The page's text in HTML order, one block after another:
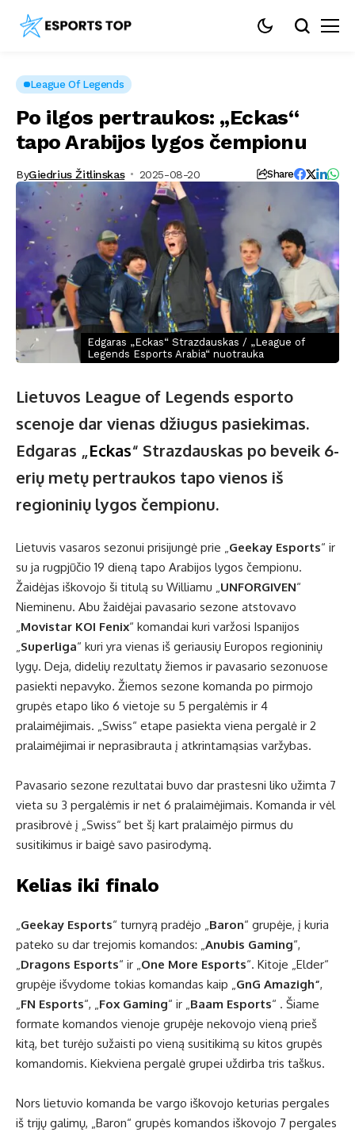
League Of Legends
Po ilgos pertraukos: „Eckas“
tapo Arabijos lygos čempionu
ByGiedrius Žitlinskas 2025-08-20 Share
Edgaras „Eckas“ Strazdauskas / „League of
Legends Esports Arabia“ nuotrauka
Lietuvos League of Legends esporto
scenoje dar vienas džiugus pasiekimas.
Edgaras „Eckas“ Strazdauskas po beveik 6-
erių metų pertraukos tapo vienos iš
regioninių lygos čempionu.
Lietuvis vasaros sezonui prisijungė prie „Geekay Esports“ ir
su ja rugpjūčio 19 dieną tapo Arabijos lygos čempionu.
Žaidėjas iškovojo ši titulą su Williamu „UNFORGIVEN“
Nieminenu. Abu žaidėjai pavasario sezone atstovavo
„Movistar KOI Fenix“ komandai kuri varžosi Ispanijos
„Superliga“ kuri yra vienas iš geriausių Europos regioninių
lygų. Deja, didelių rezultatų žiemos ir pavasario sezonuose
pasiekti nepavyko. Žiemos sezone komanda po pirmojo
grupės etapo liko 6 vietoje su 5 pergalėmis ir 4
pralaimėjimais. „Swiss“ etape pasiekta viena pergalė ir 2
pralaimėjimai ir neprasibrauta į atkrintamąsias varžybas.
Pavasario sezone rezultatai buvo dar prastesni liko užimta 7
vieta su 3 pergalėmis ir net 6 pralaimėjimais. Komanda ir vėl
prasibrovė į „Swiss“ bet šį kart pralaimėjo pirmus du
susitikimus ir baigė savo pasirodymą.
Kelias iki finalo
„Geekay Esports“ turnyrą pradėjo „Baron“ grupėje, į kuria
pateko su dar trejomis komandos: „Anubis Gaming“,
„Dragons Esports“ ir „One More Esports“. Kitoje „Elder“
grupėje išvydome tokias komandas kaip „GnG Amazigh“,
„FN Esports“, „Fox Gaming“ ir „Baam Esports“ . Šiame
formate komandos vienoje grupėje nekovojo vieną prieš
kitą, bet turėjo sužaisti po vieną susitikimą su kitos grupės
komandomis. Kiekviena pergalė grupei uždirba tris taškus.
Nors lietuvio komanda be vargo iškovojo keturias pergales
iš trijų galimų, „Baron“ grupės komandos iškovojo 7 pergales